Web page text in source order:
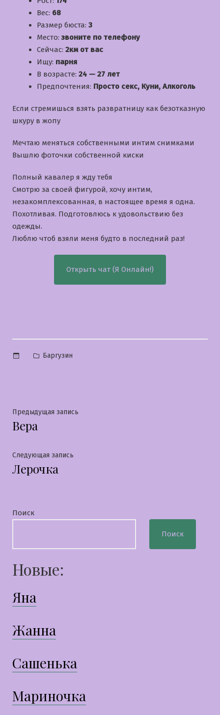
Вес: 68
Размер бюста: 3
Место:звоните по телефону
Сейчас: 2км от вас
Ищу: парня
В возрасте: 24 — 27 лет
Предпочтения: Просто секс, Куни, Алкоголь
Если стремишься взять развратницу как безотказную
шкуру в жопу
Мечтаю меняться собственными интим снимками
Вышлю фоточки собственной киски
Полный кавалер я жду тебя
Смотрю за своей фигурой, хочу интим,
незакомплексованная, в настоящее время я одна.
Похотливая. Подготовлюсь к удовольствию без
одежды.
Люблю чтоб взяли меня будто в последний раз!
Открыть чат (Я Онлайн!)
Опубликовано
Баргузин
Навигация
по
записям
Предыдущая запись
Вера
Следующая запись
Лерочка
Поиск
Поиск
Новые:
Яна
Жанна
Сашенька
Мариночка